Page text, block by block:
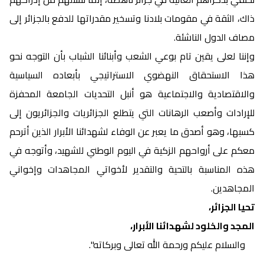
ذاك، الثقة في مقومات بلادنا وتسخير مقدراتها للدفع بالجزائر إلى
مصاف الدول الناشئة.
وإننا لعلى يقين تام بوعي الشعب وأبنائنا الشباب بأن التوجه نحو
هذا الاستحقاق النهضوي الاستراتيجي بأبعاده السياسية
والاقتصادية والاجتماعية هو أنبل التحديات الجامعة المحفزة
للإرادات وأصعب الرهانات التي يتطلع الجزائريات والجزائريون إلى
كسبها، وهو أصدق ما يعبر عن الوفاء لشهدائنا الأبرار الذين أترحم
معكم على أرواحهم الزكية في اليوم الوطني للشهيد، وأتوجه في
هذه المناسبة بالتحية والتقدير لأخواتي المجاهدات وإخواني
المجاهدين.
تحيا الجزائر،
المجد والخلود لشهدائنا الأبرار،
والسلام عليكم ورحمة الله تعالى وبركاته".